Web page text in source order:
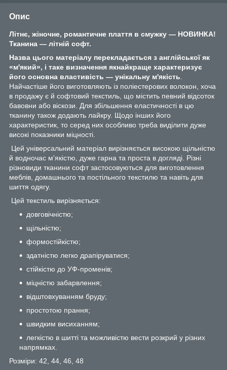
Опис
Літнє, жіночне, романтичне плаття в смужку — НОВИНКА!
Тканина — літній софт.
Назва цього матеріалу перекладається з англійської як
«м'який», і таке визначення якнайкраще характеризує
його основна властивість — унікальну м'якість
Найчастіше його виготовляють із поліестерових волокон, хоча
в продажу є й софтовий текстиль, що містить певний відсоток
бавовни або віскози. Для збільшення еластичності в цю
тканину також додають лайкру. Щодо інших його
характеристик, то серед них особливо треба виділити дуже
високі показники міцності.
Цей універсальний матеріал вирізняється високою щільністю
й водночас м'якістю, дуже гарна та проста в догляді. Різні
різновиди тканини софт застосовуються для виготовлення
меблів, домашнього та постільного текстилю та навіть для
шиття одягу.
Цей текстиль вирізняється:
довговічністю;
щільністю;
формостійкістю;
здатністю легко драпіруватися;
стійкістю до УФ-променів;
міцністю забарвлення;
відштовхуванням бруду;
простотою прання;
швидким висиханням;
легкістю в шитті та можливістю вести розкрий у різних
напрямках.
Розміри: 42, 44, 46, 48